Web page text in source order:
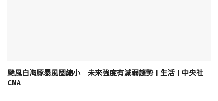
颱風白海豚暴風圈縮小 未來強度有減弱趨勢 | 生活 | 中央社
CNA